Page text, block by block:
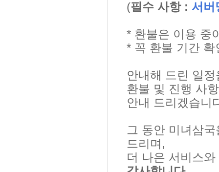
(필수 사항 : 서버
* 환불은 이용 중
* 꼭 환불 기간
안내해 드린 일
환불 및 진행 사
안내 드리겠습니
그 동안 미녀삼
드리며,
더 나은 서비스